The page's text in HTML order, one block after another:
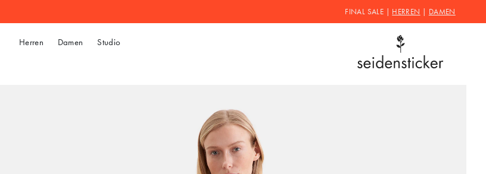
FINAL SALE | HERREN DAMEN
Herren Damen Studio